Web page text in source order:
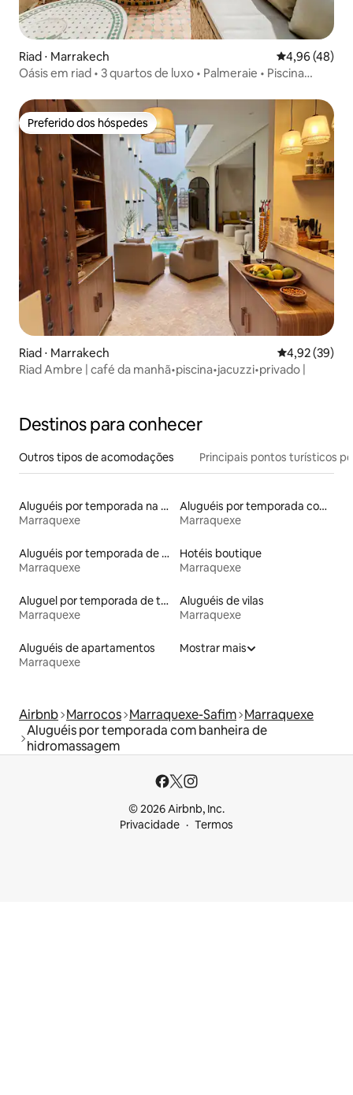
Riad ⋅ Marrakech 4,96 de uma
4,96 (48)
​Oásis em riad • 3 quartos de luxo • Palmeraie • Piscina
Preferido dos hóspedes
Preferido dos hóspedes
Riad ⋅ Marrakech 4,92 de uma
4,92 (39)
Riad Ambre | café da manhã•piscina•jacuzzi•privado |
Destinos para conhecer
Outros tipos de acomodações Principais pontos turísticos
Aluguéis por temporada na orla
Marraquexe
Aluguéis por temporada com café da manhã
Marraquexe
Aluguéis por temporada de acomodações de luxo
Marraquexe
Hotéis boutique
Marraquexe
Aluguel por temporada de townhouses
Marraquexe
Aluguéis de vilas
Marraquexe
Aluguéis de apartamentos
Marraquexe
Mostrar mais
Airbnb Marrocos Marraquexe-Safim Marraquexe
Aluguéis por temporada com banheira de
hidromassagem
© 2026 Airbnb, Inc.
Privacidade
Termos